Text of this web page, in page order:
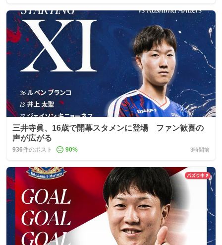
三井寺眞、16歳で開幕スタメンに登場 ファン歓喜の
声が広がる
936件のポスト 90% 3時間前